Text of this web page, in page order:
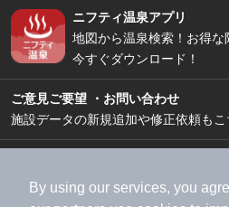
By using our services, you
ニフティ温泉アプリ
地図から温泉検索！お得な
今すぐダウンロード！
ご意見ご要望 ・お問い合わせ
施設データの新規追加や修正依頼もこ
加盟店募集（資料請求）